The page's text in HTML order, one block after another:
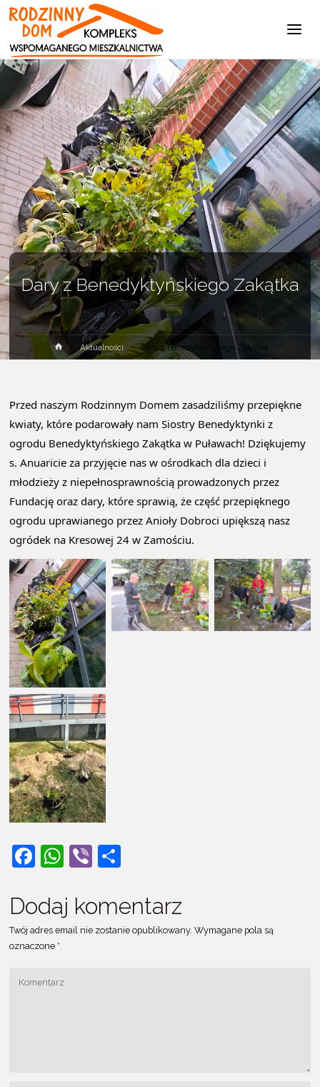
Dary z Benedyktyńskiego Zakątka
Strona
główna
Aktualności Dary z Benedyktyńskiego Zakątka
Przed naszym Rodzinnym Domem zasadziliśmy przepiękne
kwiaty, które podarowały nam Siostry Benedyktynki z
ogrodu Benedyktyńskiego Zakątka w Puławach! Dziękujemy
s. Anuaricie za przyjęcie nas w ośrodkach dla dzieci i
młodzieży z niepełnosprawnością prowadzonych przez
Fundację oraz dary, które sprawią, że część przepięknego
ogrodu uprawianego przez Anioły Dobroci upiększą nasz
ogródek na Kresowej 24 w Zamościu.
F
c
e
b
o
W
at
s
p
Vi
er
S
ar
e
Dodaj komentarz
Twój adres email nie zostanie opublikowany. Wymagane pola są
oznaczone *